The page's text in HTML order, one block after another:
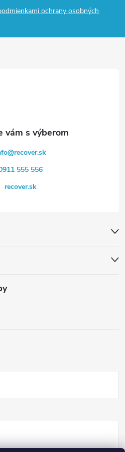
ochrany osobných
@recover.sk
555 556
recover.sk